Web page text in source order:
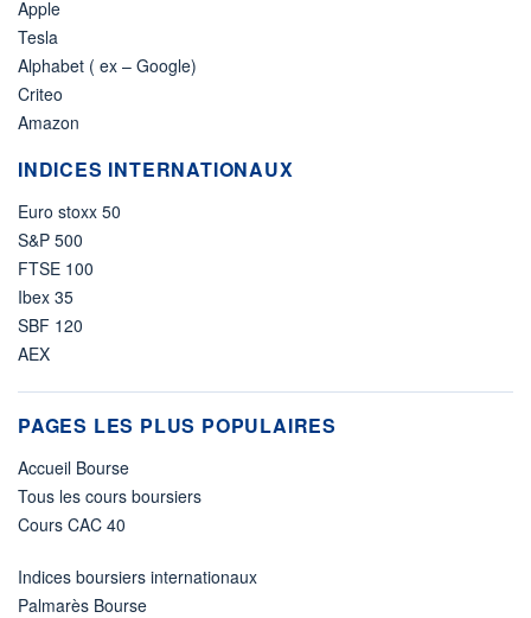
Apple
Tesla
Alphabet ( ex – Google)
Criteo
Amazon
INDICES INTERNATIONAUX
Euro stoxx 50
S&P 500
FTSE 100
Ibex 35
SBF 120
AEX
PAGES LES PLUS POPULAIRES
Accueil Bourse
Tous les cours boursiers
Cours CAC 40
Indices boursiers internationaux
Palmarès Bourse